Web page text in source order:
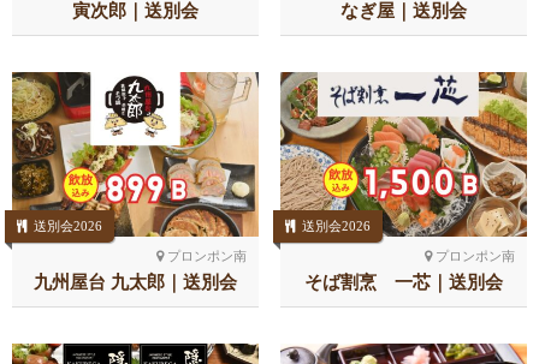
寅次郎｜送別会 なぎ屋｜送別会
プロンポン南
送別会2026
九州屋台 九太郎｜送別会
プロンポン南
送別会2026
そば割烹 一芯｜送別会